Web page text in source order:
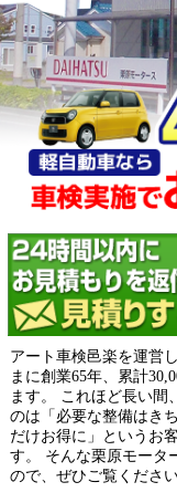
アート車検邑楽を運営
まに創業65年、累計
ます。 これほど長い間
のは「必要な整備はき
だけお得に」というお
す。 そんな栗原モータ
ので、ぜひご覧ください